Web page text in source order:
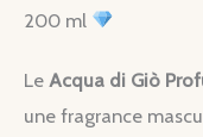
200 ml
Le Acqua di Giò
une fragrance